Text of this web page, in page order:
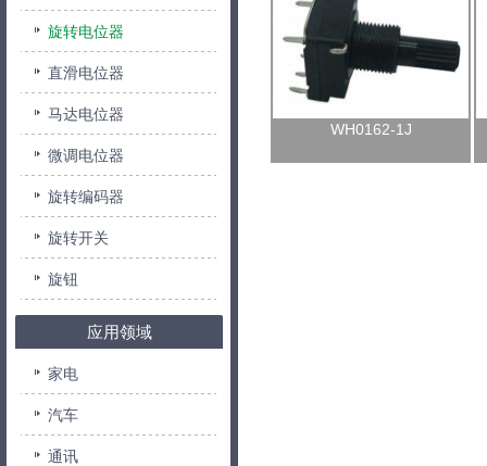
旋转电位器
直滑电位器
马达电位器
微调电位器
旋转编码器
旋转开关
旋钮
应用领域
家电
汽车
通讯
WH0162-1J